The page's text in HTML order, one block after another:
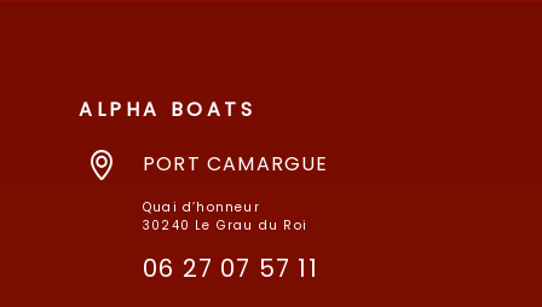
ALPHA BOATS
PORT CAMARGUE
Quai d’honneur
30240 Le Grau du Roi
06 27 07 57 11